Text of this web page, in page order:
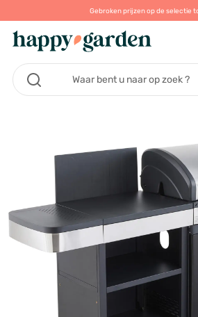
Gebroken prijzen op de selectie